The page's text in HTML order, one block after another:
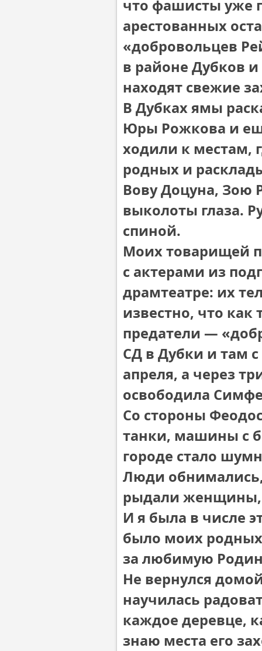
что фашисты уже
арестованных
«добровольцев
в районе Дубков
находят свежие
В Дубках ямы
Юры Рожкова и
ходили к местам,
родных и
Вову Доцуна, Зою
выколоты глаза.
спиной.
Моих товарищей
с актерами из
драмтеатре: их
известно, что
предатели —
СД в Дубки и там
апреля, а через
освободила
Со стороны
танки, машины с
городе стало
Люди
рыдали женщины,
И я была в числе
было моих
за любимую
Не вернулся
научилась
каждое деревце,
знаю места его